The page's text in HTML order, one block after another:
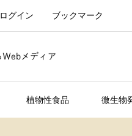
ログイン ブックマーク
植物性食品 微生物